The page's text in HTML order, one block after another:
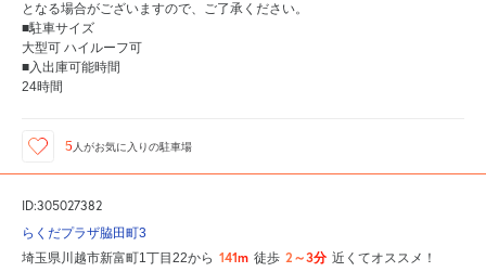
となる場合がございますので、ご了承ください。
■駐車サイズ
大型可 ハイルーフ可
■入出庫可能時間
24時間
5人がお気に入りの駐車場
ID:305027382
らくだプラザ脇田町3
埼玉県川越市新富町1丁目22から 141m 徒歩 2～3分 近くてオススメ！